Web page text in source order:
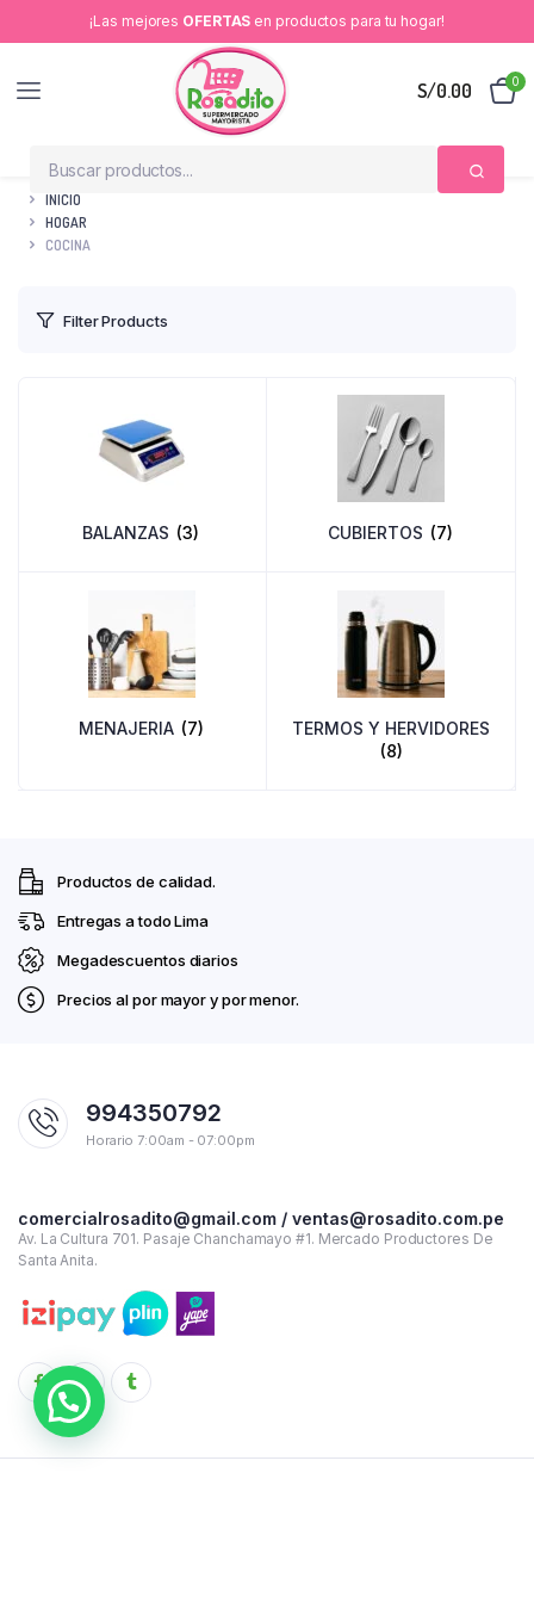
¡Las mejores OFERTAS en productos para tu hogar!
S/0.00 0
INICIO
HOGAR
COCINA
Filter Products
BALANZAS (3) CUBIERTOS (7)
MENAJERIA (7)
TERMOS Y HERVIDORES
(8)
Productos de calidad.
Entregas a todo Lima
Megadescuentos diarios
Precios al por mayor y por menor.
994350792
Horario 7:00am - 07:00pm
comercialrosadito@gmail.com / ventas@rosadito.com.pe
Av. La Cultura 701. Pasaje Chanchamayo #1. Mercado Productores De
Santa Anita.